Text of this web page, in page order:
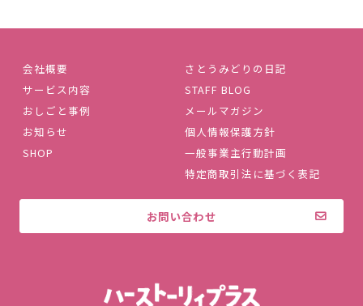
会社概要
サービス内容
おしごと事例
お知らせ
SHOP
さとうみどりの日記
STAFF BLOG
メールマガジン
個人情報保護方針
一般事業主行動計画
特定商取引法に基づく表記
お問い合わせ